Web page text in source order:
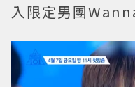
入限定男團